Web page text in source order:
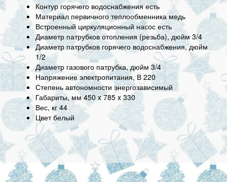
Контур горячего водоснабжения есть
Материал первичного теплообменника медь
Встроенный циркуляционный насос есть
Диаметр патрубков отопления (резьба), дюйм 3/4
Диаметр патрубков горячего водоснабжения, дюйм
1/2
Диаметр газового патрубка, дюйм 3/4
Напряжение электропитания, В 220
Степень автономности энергозависимый
Габариты, мм 450 x 785 x 330
Вес, кг 44
Цвет белый